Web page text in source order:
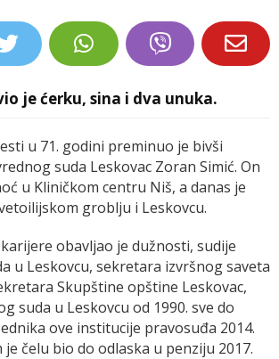
je ćerku, sina i dva unuka.
u 71. godini preminuo je bivši
suda Leskovac Zoran Simić. On
u Kliničkom centru Niš, a danas je
groblju i Leskovcu.
obavljao je dužnosti, sudije
u Leskovcu, sekretara izvršnog saveta
Skupštine opštine Leskovac,
suda u Leskovcu od 1990. sve do
ove institucije pravosuđa 2014.
je čelu bio do odlaska u penziju 2017.